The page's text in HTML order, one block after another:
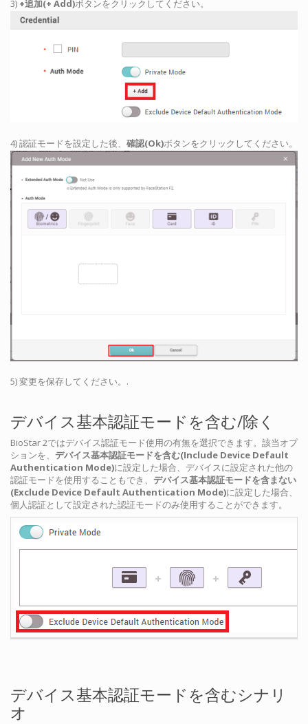
3) +追加(+ Add)ボタンをクリックしてください。
4) 認証モードを設定した後、 確認(Ok)ボタンをクリックしてください。
5) 変更を保存してください。.
デバイス基本認証モードを含む/除く
BioStar 2ではデバイス認証モード使用の有無を選択できます。該当オプ
ションを、 デバイス基本認証モードを含む(Include Device Default
Authentication Mode)に設定した場合、デバイスに設定された他の
認証モードを使用することもでき、 デバイス基本認証モードを含まない
(Exclude Device Default Authentication Mode)に設定した場合、
個人認証として設定された認証モードのみ使用することができます。
デバイス基本認証モードを含むシナリ
オ